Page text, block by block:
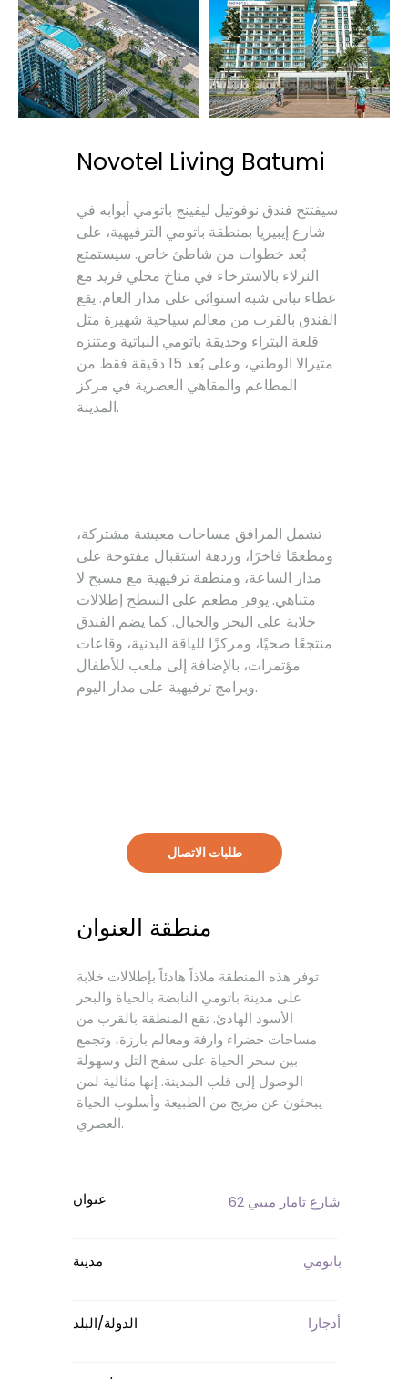
Novotel Living Batumi
سيفتتح فندق نوفوتيل ليفينج باتومي أبوابه في
شارع إيبيريا بمنطقة باتومي الترفيهية، على
بُعد خطوات من شاطئ خاص. سيستمتع
النزلاء بالاسترخاء في مناخ محلي فريد مع
غطاء نباتي شبه استوائي على مدار العام. يقع
الفندق بالقرب من معالم سياحية شهيرة مثل
قلعة البتراء وحديقة باتومي النباتية ومتنزه
متيرالا الوطني، وعلى بُعد 15 دقيقة فقط من
المطاعم والمقاهي العصرية في مركز
المدينة.
تشمل المرافق مساحات معيشة مشتركة،
ومطعمًا فاخرًا، وردهة استقبال مفتوحة على
مدار الساعة، ومنطقة ترفيهية مع مسبح لا
متناهي. يوفر مطعم على السطح إطلالات
خلابة على البحر والجبال. كما يضم الفندق
منتجعًا صحيًا، ومركزًا للياقة البدنية، وقاعات
مؤتمرات، بالإضافة إلى ملعب للأطفال
وبرامج ترفيهية على مدار اليوم.
طلبات الاتصال
منطقة العنوان
توفر هذه المنطقة ملاذاً هادئاً بإطلالات خلابة
على مدينة باتومي النابضة بالحياة والبحر
الأسود الهادئ. تقع المنطقة بالقرب من
مساحات خضراء وارفة ومعالم بارزة، وتجمع
بين سحر الحياة على سفح التل وسهولة
الوصول إلى قلب المدينة. إنها مثالية لمن
يبحثون عن مزيج من الطبيعة وأسلوب الحياة
العصري.
الدولة/البلد
مدينة
أدجارا
باتومي
شارع تامار ميبي 62 عنوان